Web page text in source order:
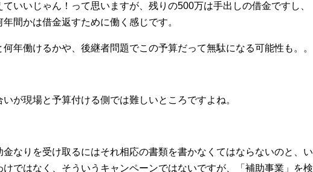
いいじゃん！って思いますが、残りの500万は手出しの借金ですし、
間かは借金返すために働く感じです。
年働けるかや、後継者問題でこの予算だって無駄になる可能性も。。
が現場と予算付ける側では難しいところですよね。
金なりを受け取るにはそれ相応の書類を書かなくてはならないのと、い
ではなく、そういうキャンペーンではないですが、「補助事業」を検